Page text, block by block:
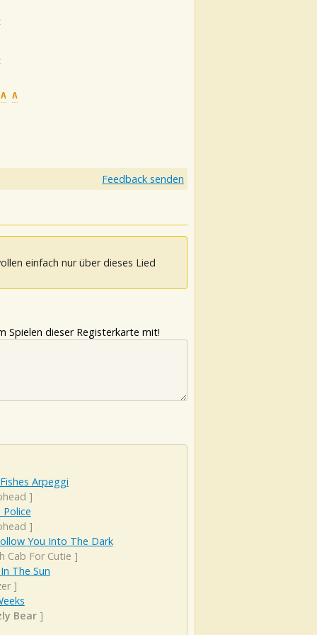
A A
Feedback senden
einfach nur über dieses Lied
Spielen dieser Registerkarte mit!
Arpeggi
]
Police
]
You Into The Dark
Cab For Cutie ]
The Sun
]
Bear]